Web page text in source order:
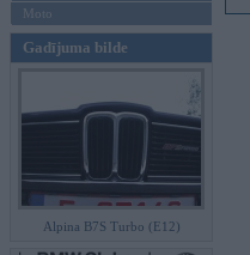
Moto
Gadījuma bilde
Alpina B7S Turbo (E12)